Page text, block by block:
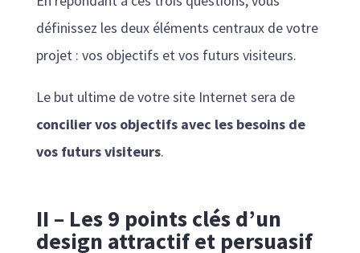
définissez les deux éléments centraux de votre
projet : vos objectifs et vos futurs visiteurs.
Le but ultime de votre site Internet sera de
concilier vos objectifs avec les besoins de
vos futurs visiteurs.
II – Les 9 points clés d’un
design attractif et persuasif